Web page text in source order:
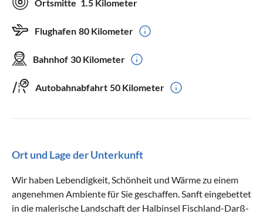
Ortsmitte 1.5 Kilometer
Flughafen 80 Kilometer
Bahnhof 30 Kilometer
Autobahnabfahrt 50 Kilometer
Ort und Lage der Unterkunft
Wir haben Lebendigkeit, Schönheit und Wärme zu einem
angenehmen Ambiente für Sie geschaffen. Sanft eingebettet
in die malerische Landschaft der Halbinsel Fischland-Darß-